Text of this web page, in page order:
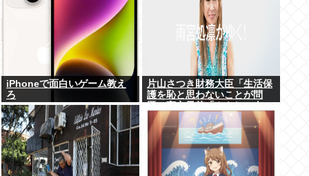
iPhoneで面白いゲーム教え
ろ
片山さつき財務大臣「生活保
護を恥と思わないことが問
せいで国が滅びる」